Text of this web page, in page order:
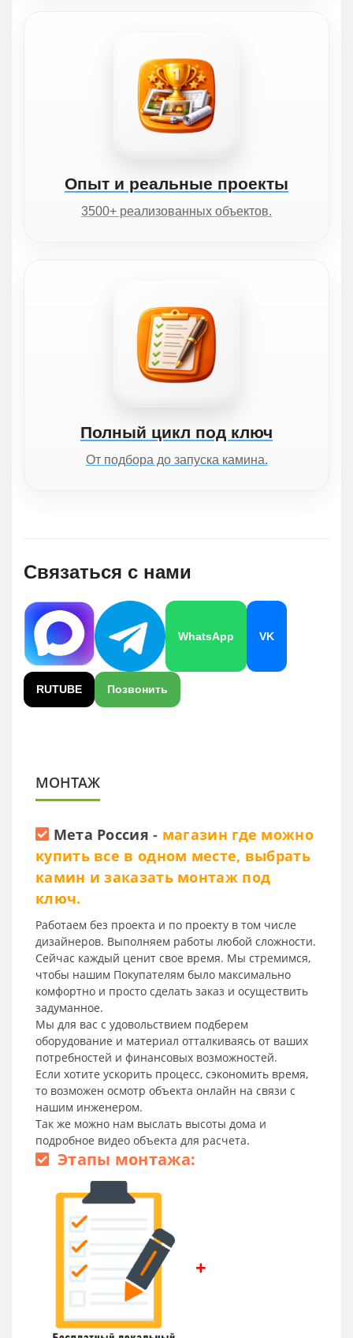
Опыт и реальные проекты
3500+ реализованных объектов.
Полный цикл под ключ
От подбора до запуска камина.
Связаться с нами
WhatsApp VK
RUTUBE Позвонить
МОНТАЖ
Мета Россия - магазин где можно
купить все в одном месте, выбрать
камин и заказать монтаж под
ключ.
Работаем без проекта и по проекту в том числе
дизайнеров. Выполняем работы любой сложности.
Сейчас каждый ценит свое время. Мы стремимся,
чтобы нашим Покупателям было максимально
комфортно и просто сделать заказ и осуществить
задуманное.
Мы для вас с удовольствием подберем
оборудование и материал отталкиваясь от ваших
потребностей и финансовых возможностей.
Если хотите ускорить процесс, сэкономить время,
то возможен осмотр объекта онлайн на связи с
нашим инженером.
Так же можно нам выслать высоты дома и
подробное видео объекта для расчета.
Этапы монтажа:
+